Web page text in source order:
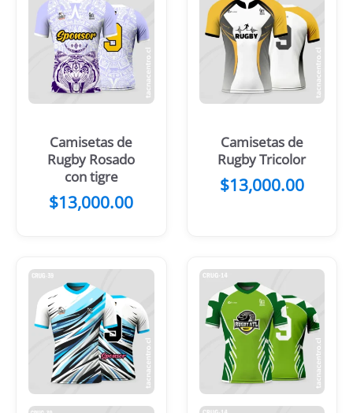
Camisetas de
Rugby Rosado
con tigre
$13,000.00
Camisetas de
Rugby Tricolor
$13,000.00